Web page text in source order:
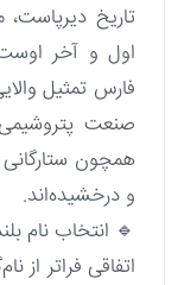
تاریخ
اول و آخر
فارس تمثیل
صنعت
همچون ستارگانی
و درخشیده‌اند.
🔹 انتخاب نام
اتفاقی فراتر